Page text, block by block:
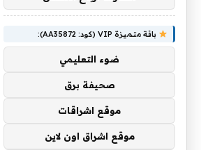
باقة متميزة VIP (كود: AA35872):
ضوء التعليمي
صحيفة برق
موقع اشراقات
موقع اشراق اون لاين